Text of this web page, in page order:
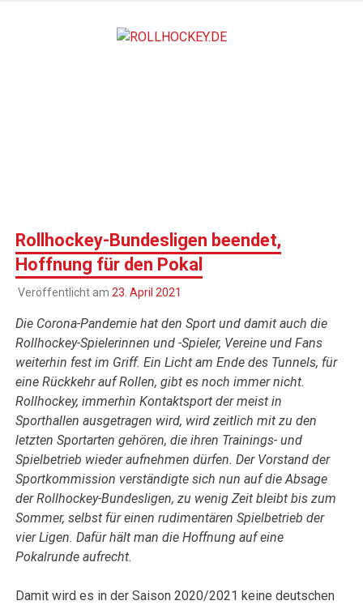
Rollhockey-Bundesligen beendet,
Hoffnung für den Pokal
Veröffentlicht am 23. April 2021
Die Corona-Pandemie hat den Sport und damit auch die
Rollhockey-Spielerinnen und -Spieler, Vereine und Fans
weiterhin fest im Griff. Ein Licht am Ende des Tunnels, für
eine Rückkehr auf Rollen, gibt es noch immer nicht.
Rollhockey, immerhin Kontaktsport der meist in
Sporthallen ausgetragen wird, wird zeitlich mit zu den
letzten Sportarten gehören, die ihren Trainings- und
Spielbetrieb wieder aufnehmen dürfen. Der Vorstand der
Sportkommission verständigte sich nun auf die Absage
der Rollhockey-Bundesligen, zu wenig Zeit bleibt bis zum
Sommer, selbst für einen rudimentären Spielbetrieb der
vier Ligen. Dafür hält man die Hoffnung auf eine
Pokalrunde aufrecht.
Damit wird es in der Saison 2020/2021 keine deutschen